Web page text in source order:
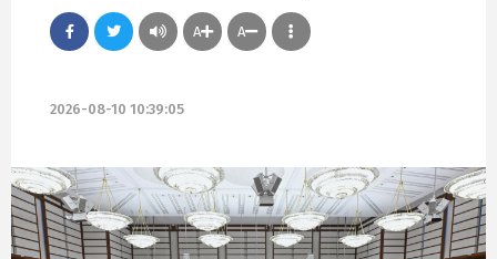
A A
2026-08-10 10:39:05